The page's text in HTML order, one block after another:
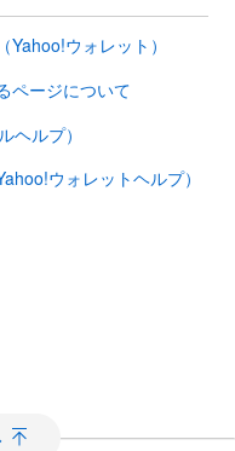
ウォレット）
ページについて
ヘルプ）
ウォレットヘルプ）